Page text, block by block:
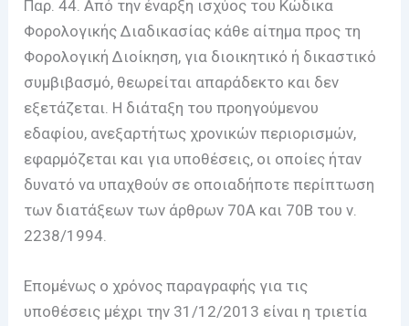
Παρ. 44. Από την έναρξη ισχύος του Κώδικα
Φορολογικής Διαδικασίας κάθε αίτημα προς τη
Φορολογική Διοίκηση, για διοικητικό ή δικαστικό
συμβιβασμό, θεωρείται απαράδεκτο και δεν
εξετάζεται. Η διάταξη του προηγούμενου
εδαφίου, ανεξαρτήτως χρονικών περιορισμών,
εφαρμόζεται και για υποθέσεις, οι οποίες ήταν
δυνατό να υπαχθούν σε οποιαδήποτε περίπτωση
των διατάξεων των άρθρων 70Α και 70Β του ν.
2238/1994.
Επομένως ο χρόνος παραγραφής για τις
υποθέσεις μέχρι την 31/12/2013 είναι η τριετία